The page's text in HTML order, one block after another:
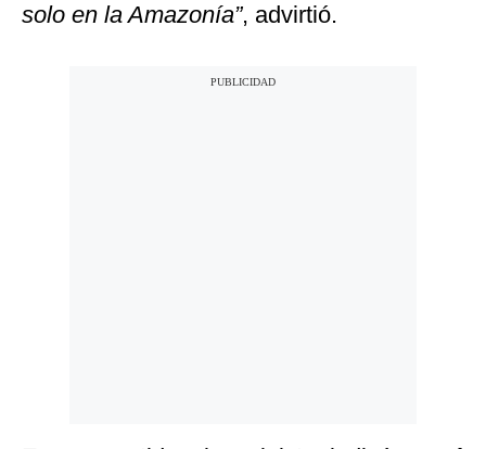
solo en la Amazonía”, advirtió.